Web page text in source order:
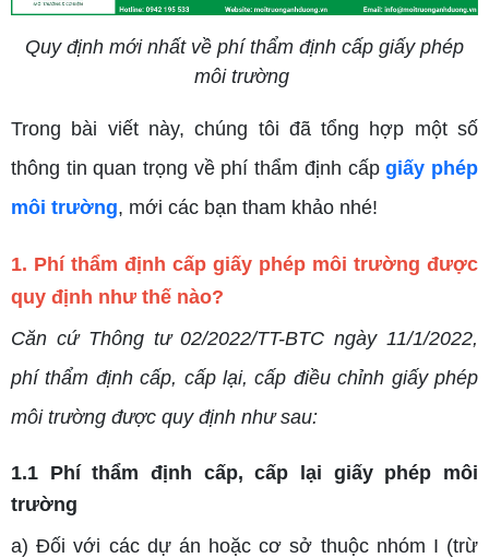
Quy định mới nhất về phí thẩm định cấp giấy phép
môi trường
Trong bài viết này, chúng tôi đã tổng hợp một số
thông tin quan trọng về phí thẩm định cấpgiấy phép
môi trường, mới các bạn tham khảo nhé!
1. Phí thẩm định cấp giấy phép môi trường được
quy định như thế nào?
Căn cứ Thông tư 02/2022/TT-BTC ngày 11/1/2022,
phí thẩm định cấp, cấp lại, cấp điều chỉnh giấy phép
môi trường được quy định như sau:
1.1 Phí thẩm định cấp, cấp lại giấy phép môi
trường
a) Đối với các dự án hoặc cơ sở thuộc nhóm I (trừ